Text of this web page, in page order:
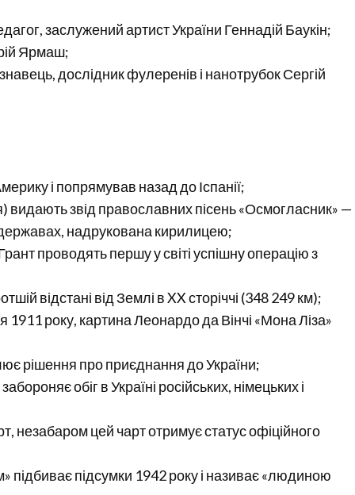
заслужений артист України Геннадій Баукін;
Ярмаш;
дослідник фулеренів і нанотрубок Сергій
і попрямував назад до Іспанії;
видають звід православних пісень «Осмогласник» —
надрукована кирилицею;
проводять першу у світі успішну операцію з
відстані від Землі в XX сторіччі (348 249 км);
1911 року, картина Леонардо да Вінчі «Мона Ліза»
рішення про приєднання до України;
обіг в Україні російських, німецьких і
незабаром цей чарт отримує статус офіційного
підбиває підсумки 1942 року і називає «людиною